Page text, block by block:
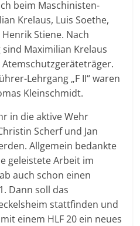
beim Maschinisten-
Krelaus, Luis Soethe,
Stiene. Nach
Maximilian Krelaus
Lehrgang „F II“ waren
Kleinschmidt.
in die aktive Wehr
Scherf und Jan
Allgemein bedankte
geleistete Arbeit im
auch schon einen
Dann soll das
stattfinden und
einem HLF 20 ein neues